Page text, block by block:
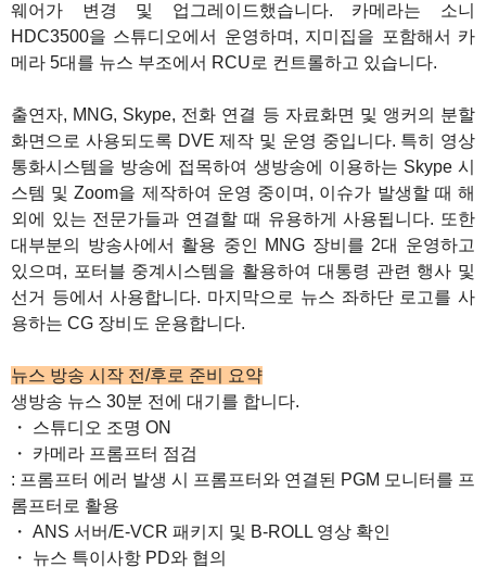
웨어가 변경 및 업그레이드했습니다. 카메라는 소니
HDC3500을 스튜디오에서 운영하며, 지미집을 포함해서 카
메라 5대를 뉴스 부조에서 RCU로 컨트롤하고 있습니다.
출연자, MNG, Skype, 전화 연결 등 자료화면 및 앵커의 분할
화면으로 사용되도록 DVE 제작 및 운영 중입니다. 특히 영상
통화시스템을 방송에 접목하여 생방송에 이용하는 Skype 시
스템 및 Zoom을 제작하여 운영 중이며, 이슈가 발생할 때 해
외에 있는 전문가들과 연결할 때 유용하게 사용됩니다. 또한
대부분의 방송사에서 활용 중인 MNG 장비를 2대 운영하고
있으며, 포터블 중계시스템을 활용하여 대통령 관련 행사 및
선거 등에서 사용합니다. 마지막으로 뉴스 좌하단 로고를 사
용하는 CG 장비도 운용합니다.
뉴스 방송 시작 전/후로 준비 요약
생방송 뉴스 30분 전에 대기를 합니다.
・ 스튜디오 조명 ON
・ 카메라 프롬프터 점검
: 프롬프터 에러 발생 시 프롬프터와 연결된 PGM 모니터를 프
롬프터로 활용
・ ANS 서버/E-VCR 패키지 및 B-ROLL 영상 확인
・ 뉴스 특이사항 PD와 협의